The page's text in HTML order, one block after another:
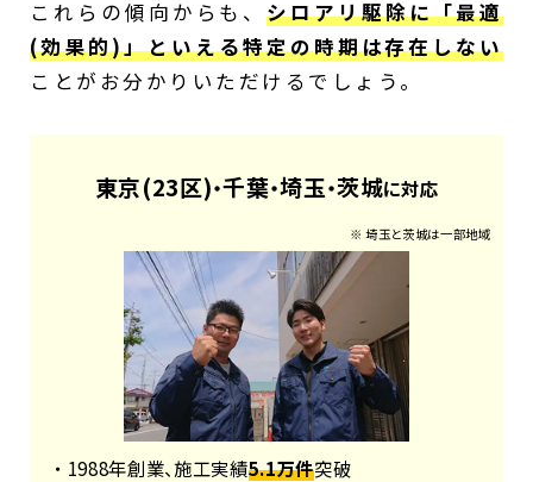
これらの傾向からも、シロアリ駆除に「最適
(効果的)」といえる特定の時期は存在しない
ことがお分かりいただけるでしょう。
東京(23区)・千葉・埼玉・茨城に対応
※ 埼玉と茨城は一部地域
・ 1988年創業、施工実績5.1万件突破